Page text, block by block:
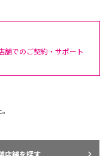
でのご契約・サポート
店舗を探す